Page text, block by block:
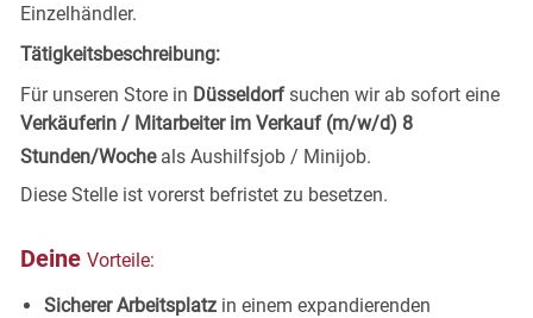
Einzelhändler.
Tätigkeitsbeschreibung:
Für unseren Store in Düsseldorfsuchen wir ab sofort eine
Verkäuferin / Mitarbeiter im Verkauf (m/w/d) 8
Stunden/Woche als Aushilfsjob / Minijob.
Diese Stelle ist vorerst befristet zu besetzen.
Deine Vorteile:
Sicherer Arbeitsplatz in einem expandierenden